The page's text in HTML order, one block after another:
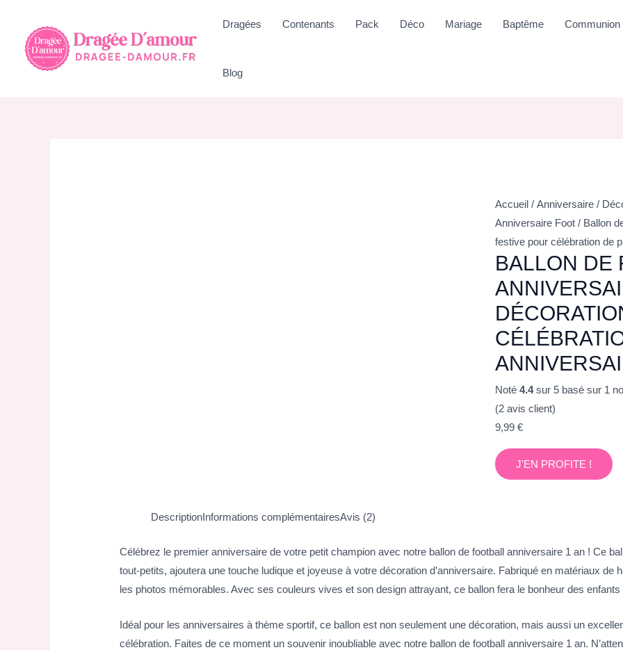
contenu
Dragées Contenants Pack Déco Mariage Baptême Communion
Blog
Accueil / Anniversaire /
Anniversaire Foot / Ballon
festive pour célébration de
BALLON DE
Noté 4.4sur 5 basé sur 1
(2 avis client)
9,99 €
J'EN PROFITE !
DescriptionInformations complémentairesAvis (2)
Célébrez le premier anniversaire de votre petit champion avec notre ballon de football anniversaire 1 an ! Ce
tout-petits, ajoutera une touche ludique et joyeuse à votre décoration d’anniversaire. Fabriqué en matériaux de
les photos mémorables. Avec ses couleurs vives et son design attrayant, ce ballon fera le bonheur des
Idéal pour les anniversaires à thème sportif, ce ballon est non seulement une décoration, mais aussi un
célébration. Faites de ce moment un souvenir inoubliable avec notre ballon de football anniversaire 1 an.